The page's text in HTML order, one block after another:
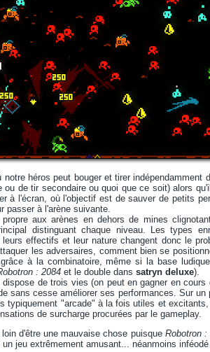
héros peut bouger et tirer indépendamment
de tir secondaire ou quoi que ce soit) alors
à l'écran, où l'objectif est de sauver de petits
passer à l'arène suivante.
aux arènes en dehors de mines
distinguant chaque niveau. Les types
effectifs et leur nature changent donc le
les adversaires, comment bien se
à la combinatoire, même si la base
: 2084 et le double dans satryn deluxe).
de trois vies (on peut en gagner en cours
sans cesse améliorer ses performances. Sur
typiquement "arcade" à la fois utiles et
de surcharge procurées par le gameplay.
d'être une mauvaise chose puisque Robotron :
jeu extrêmement amusant... néanmoins